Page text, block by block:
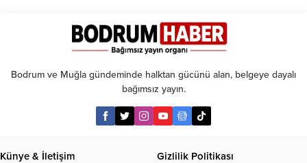
Bodrum ve Muğla gündeminde halktan gücünü alan, belgeye dayalı
bağımsız yayın.
Künye & İletişim Gizlilik Politikası